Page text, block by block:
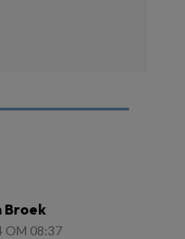
Broek
OM 08:37